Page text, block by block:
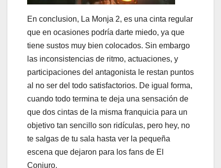
En conclusion, La Monja 2, es una cinta regular
que en ocasiones podría darte miedo, ya que
tiene sustos muy bien colocados. Sin embargo
las inconsistencias de ritmo, actuaciones, y
participaciones del antagonista le restan puntos
al no ser del todo satisfactorios. De igual forma,
cuando todo termina te deja una sensación de
que dos cintas de la misma franquicia para un
objetivo tan sencillo son ridículas, pero hey, no
te salgas de tu sala hasta ver la pequeña
escena que dejaron para los fans de El
Conjuro.